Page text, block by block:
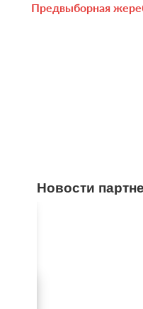
Предвыборная
Новости